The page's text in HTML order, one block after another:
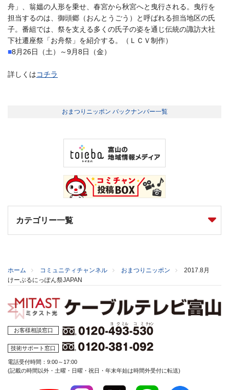
舟」、翁媼の人形を乗せ、春宮から秋宮へと曳行される。曳行を
担当するのは、御頭郷（おんとうごう）と呼ばれる担当地区の氏
子。番組では、祭を支える多くの氏子の姿を通じ伝統の諏訪大社
下社遷座祭「お舟祭」を紹介する。（ＬＣＶ制作）
■8月26日（土）～9月8日（金）
詳しくはコチラ
おまつりニッポン バックナンバー一覧
カテゴリー一覧
ホーム コミュニティチャンネル おまつりニッポン
2017.8月
けーぶるにっぽん祭JAPAN
お客様相談窓口
技術サポート窓口
電話受付時間：9:00～17:00
(記載の時間以外・土曜・日曜・祝日・年末年始は時間外受付に転送)